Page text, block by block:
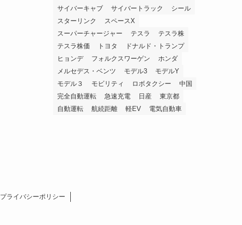
サイバーキャブ
サイバートラック
シール
スターリンク
スペースX
スーパーチャージャー
テスラ
テスラ株
テスラ株価
トヨタ
ドナルド・トランプ
ヒョンデ
フォルクスワーゲン
ホンダ
メルセデス・ベンツ
モデル3
モデルY
モデル３
モビリティ ロボタクシー
中国
完全自動運転
急速充電 日産
東京都
自動運転
航続距離 軽EV 電気自動車
プライバシーポリシー